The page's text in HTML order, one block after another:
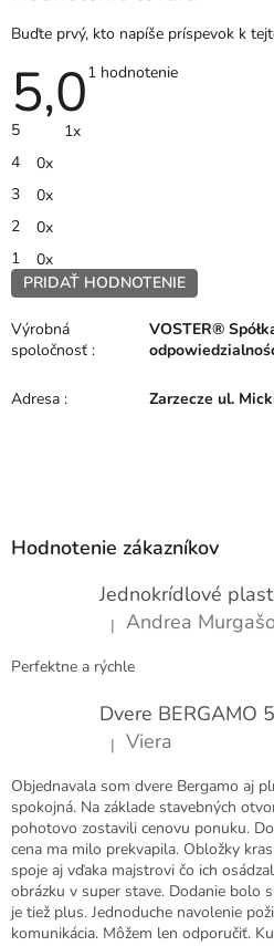
Buďte prvý, kto napíše príspevok k
5,0Priemerné
1 hodnotenie
5
1x
4
0x
3
0x
2
0x
1
0x
PRIDAŤ HODNOTENIE
V
ý
p
s
h
e
n
Výrobná
spoločnosť :
VOSTER®
Adresa : Zarzecze ul.
Hodnotenie zákazníkov
Hodnotenie produktu je 5
| Andrea
Perfektne a rýchle
Hodnotenie produktu je 5
| Viera
Objednavala som dvere Bergamo aj
spokojná. Na základe stavebných
pohotovo zostavili cenovu ponuku.
cena ma milo prekvapila. Obložky
spoje aj vďaka majstrovi čo ich
obrázku v super stave. Dodanie bolo
je tiež plus. Jednoduche navolenie
komunikácia. Môžem len odporučiť.